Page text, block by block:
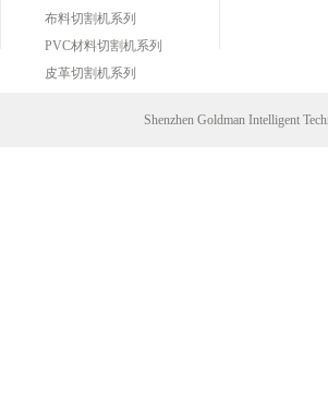
布料切割机系列
PVC材料切割机系列
皮革切割机系列
Shenzhen Goldman Intelligent